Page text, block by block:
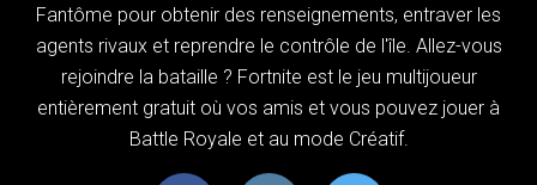
Fantôme pour obtenir des renseignements, entraver les
agents rivaux et reprendre le contrôle de l'île. Allez-vous
rejoindre la bataille ? Fortnite est le jeu multijoueur
entièrement gratuit où vos amis et vous pouvez jouer à
Battle Royale et au mode Créatif.